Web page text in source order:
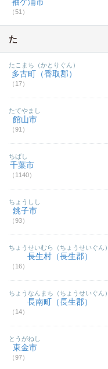
（51）
た
多古町（香取郡）
（17）
たこまち（かとりぐん）
館山市
（91）
たてやまし
千葉市
（1140）
ちばし
銚子市
（93）
ちょうしし
長生村（長生郡）
（16）
ちょうせいむら（ちょうせいぐん）
長南町（長生郡）
（14）
ちょうなんまち（ちょうせいぐん）
東金市
（97）
とうがねし